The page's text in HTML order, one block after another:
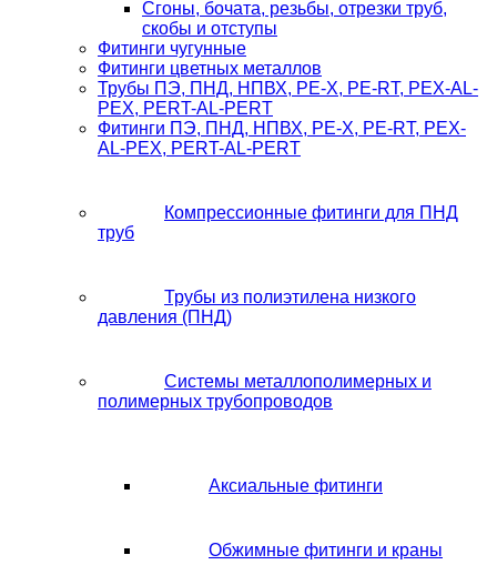
Сгоны, бочата, резьбы, отрезки труб,
скобы и отступы
Фитинги чугунные
Фитинги цветных металлов
Трубы ПЭ, ПНД, НПВХ, PE-X, PE-RT, PEX-AL-
PEX, PERT-AL-PERT
Фитинги ПЭ, ПНД, НПВХ, PE-X, PE-RT, PEX-
AL-PEX, PERT-AL-PERT
Компрессионные фитинги для ПНД
труб
Трубы из полиэтилена низкого
давления (ПНД)
Системы металлополимерных и
полимерных трубопроводов
Аксиальные фитинги
Обжимные фитинги и краны